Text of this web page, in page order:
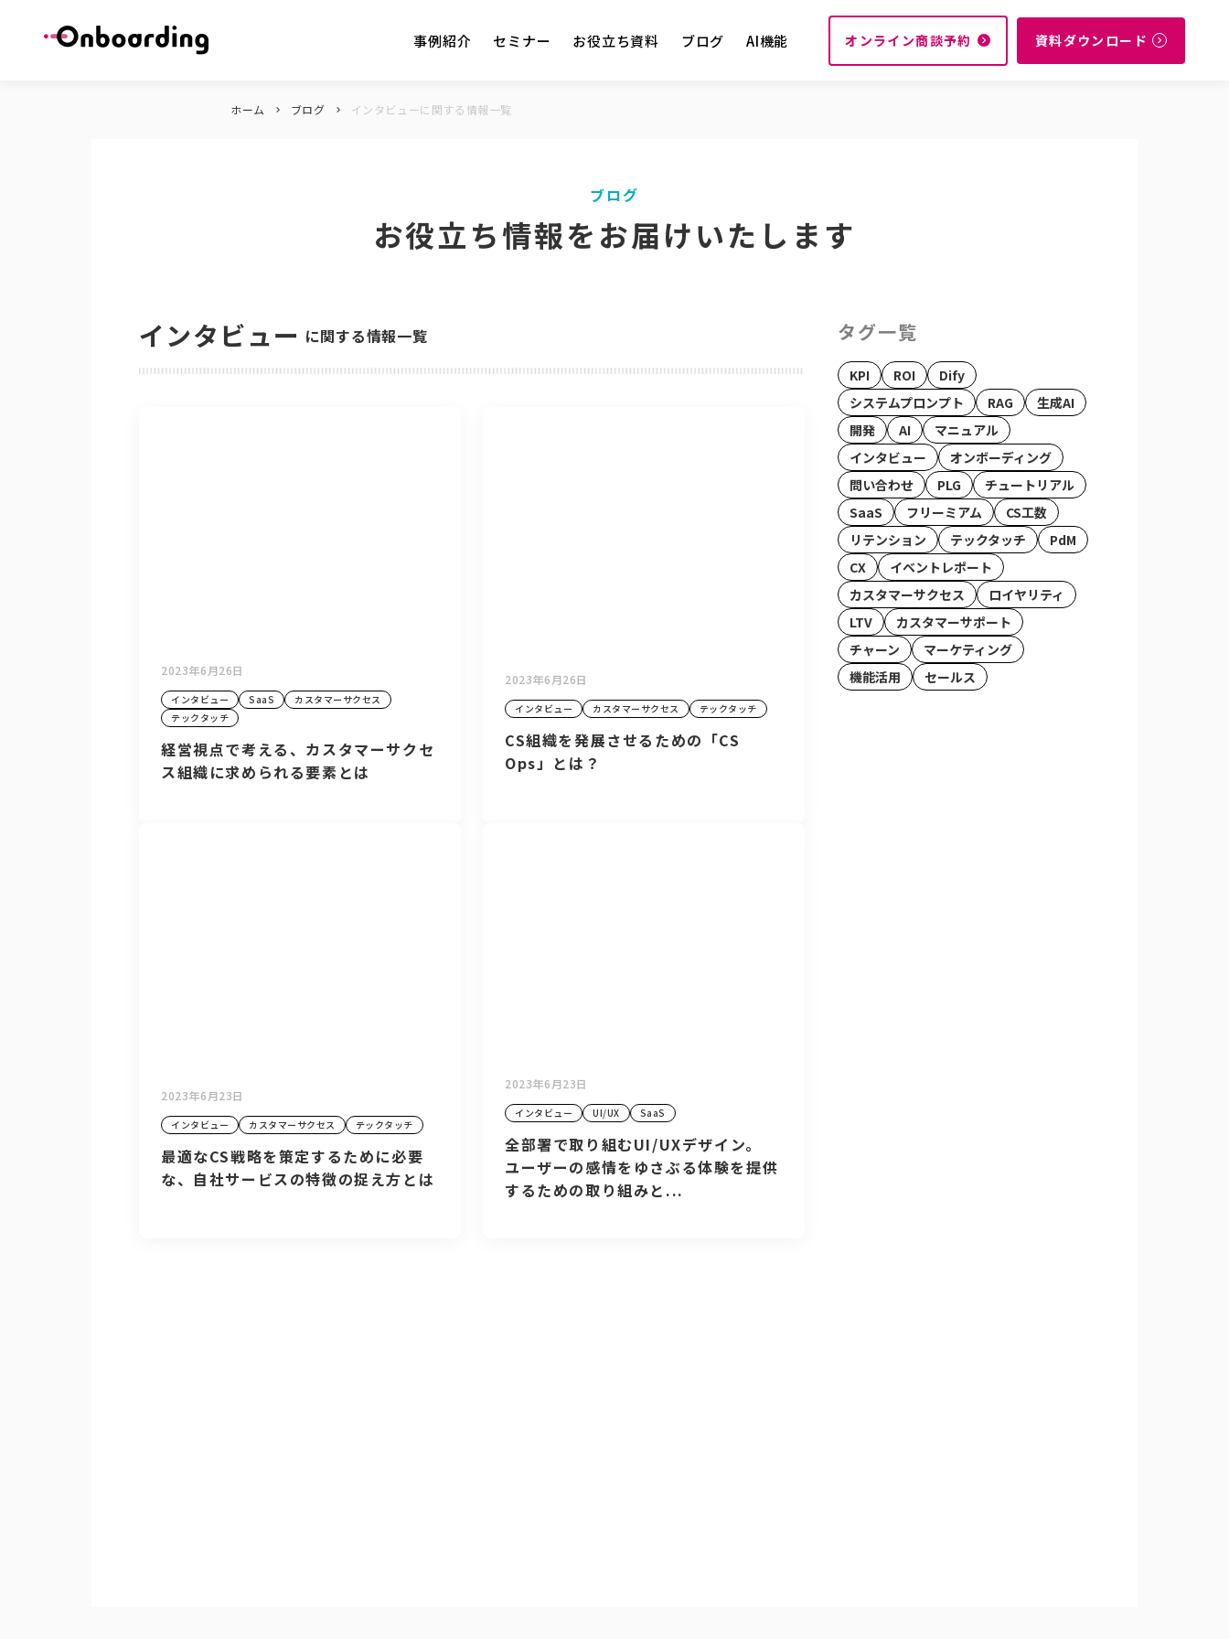
事例紹介 セミナー お役立ち資料 ブログ AI機能 オンライン商談予約 navigate_next 資料ダウンロード navigate_next
ホーム keyboard_arrow_right ブログ keyboard_arrow_right インタビューに関する情報一覧
ブログ
お役立ち情報をお届けいたします
インタビュー に関する情報一覧
2023年6月26日
インタビュー SaaS
カスタマーサクセス
テックタッチ
経営視点で考える、カスタマーサクセ
ス組織に求められる要素とは
2023年6月26日
インタビュー カスタマーサクセス テックタッチ
CS組織を発展させるための「CS
Ops」とは？
2023年6月23日
インタビュー カスタマーサクセス テックタッチ
最適なCS戦略を策定するために必要
な、自社サービスの特徴の捉え方とは
2023年6月23日
インタビュー UI/UX SaaS
全部署で取り組むUI/UXデザイン。
ユーザーの感情をゆさぶる体験を提供
するための取り組みと...
タグ一覧
KPI ROI
Dify
システムプロンプト
RAG
生成AI
開発
AI
マニュアル
インタビュー
オンボーディング
問い合わせ
PLG
チュートリアル
SaaS
フリーミアム
CS工数
リテンション
テックタッチ
PdM
CX
イベントレポート
カスタマーサクセス
ロイヤリティ
LTV
カスタマーサポート
チャーン
マーケティング
機能活用
セールス